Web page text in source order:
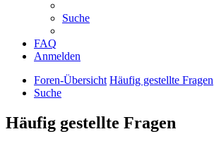
Suche
FAQ
Anmelden
Foren-Übersicht Häufig gestellte Fragen
Suche
Häufig gestellte Fragen